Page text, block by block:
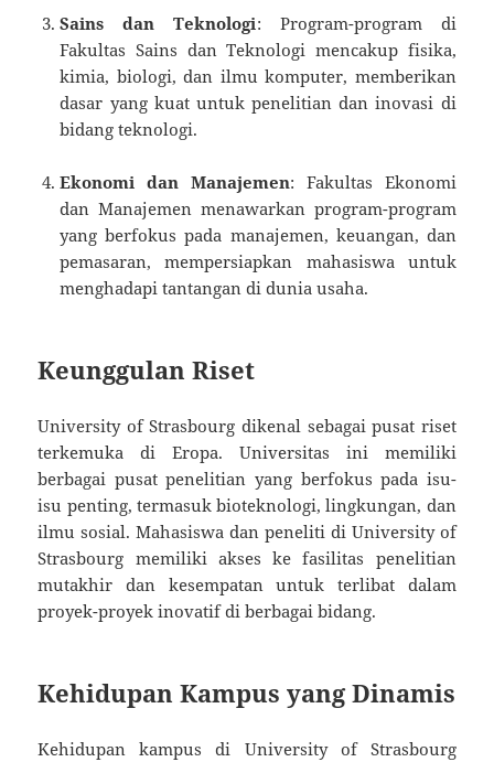
Sains dan Teknologi: Program-program di
Fakultas Sains dan Teknologi mencakup fisika,
kimia, biologi, dan ilmu komputer, memberikan
dasar yang kuat untuk penelitian dan inovasi di
bidang teknologi.
Ekonomi dan Manajemen: Fakultas Ekonomi
dan Manajemen menawarkan program-program
yang berfokus pada manajemen, keuangan, dan
pemasaran, mempersiapkan mahasiswa untuk
menghadapi tantangan di dunia usaha.
Keunggulan Riset
University of Strasbourg dikenal sebagai pusat riset
terkemuka di Eropa. Universitas ini memiliki
berbagai pusat penelitian yang berfokus pada isu-
isu penting, termasuk bioteknologi, lingkungan, dan
ilmu sosial. Mahasiswa dan peneliti di University of
Strasbourg memiliki akses ke fasilitas penelitian
mutakhir dan kesempatan untuk terlibat dalam
proyek-proyek inovatif di berbagai bidang.
Kehidupan Kampus yang Dinamis
Kehidupan kampus di University of Strasbourg